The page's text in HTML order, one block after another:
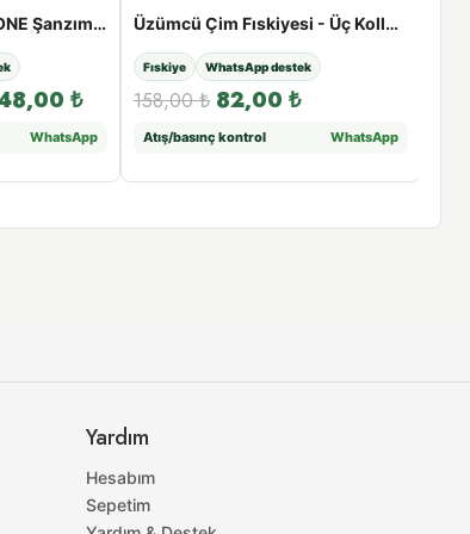
METSAN Roket MT-ONE Şanzımanlı Sprinkler | 2″ Giriş, 26 - 52 m Menzil
₺
WhatsApp
Üzümcü Çim Fıskiyesi - Üç Kollu Çim Fıskiyesi
Fıskiye WhatsApp destek
158,00₺ 82,00 ₺
Atış/basınç kontrol WhatsApp
Yardım
Hesabım
Sepetim